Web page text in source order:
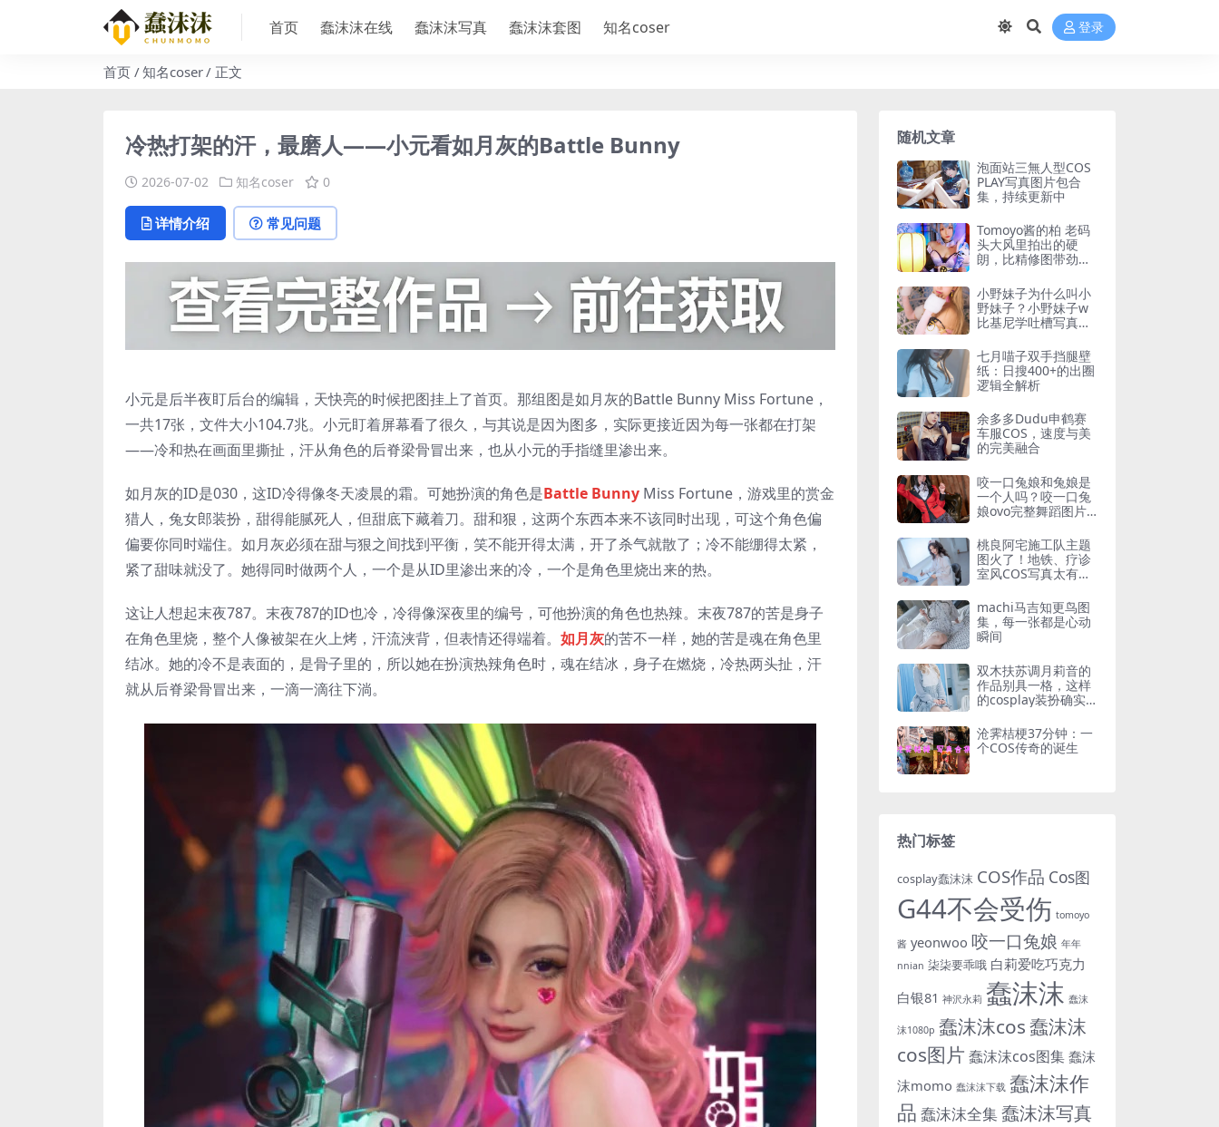
首页 蠢沫沫在线 蠢沫沫写真 蠢沫沫套图 知名coser 登录
首页 知名coser 正文
冷热打架的汗，最磨人——小元看如月灰的Battle Bunny
2026-07-02 知名coser 0
详情介绍 常见问题
小元是后半夜盯后台的编辑，天快亮的时候把图挂上了首页。那组图是如月灰的Battle Bunny Miss Fortune，
一共17张，文件大小104.7兆。小元盯着屏幕看了很久，与其说是因为图多，实际更接近因为每一张都在打架
——冷和热在画面里撕扯，汗从角色的后脊梁骨冒出来，也从小元的手指缝里渗出来。
如月灰的ID是030，这ID冷得像冬天凌晨的霜。可她扮演的角色是Battle Bunny Miss Fortune，游戏里的赏金
猎人，兔女郎装扮，甜得能腻死人，但甜底下藏着刀。甜和狠，这两个东西本来不该同时出现，可这个角色偏
偏要你同时端住。如月灰必须在甜与狠之间找到平衡，笑不能开得太满，开了杀气就散了；冷不能绷得太紧，
紧了甜味就没了。她得同时做两个人，一个是从ID里渗出来的冷，一个是角色里烧出来的热。
这让人想起末夜787。末夜787的ID也冷，冷得像深夜里的编号，可他扮演的角色也热辣。末夜787的苦是身子
在角色里烧，整个人像被架在火上烤，汗流浃背，但表情还得端着。 如月灰的苦不一样，她的苦是魂在角色里
结冰。她的冷不是表面的，是骨子里的，所以她在扮演热辣角色时，魂在结冰，身子在燃烧，冷热两头扯，汗
就从后脊梁骨冒出来，一滴一滴往下淌。
随机文章
泡面站三無人型COS
PLAY写真图片包合
集，持续更新中
Tomoyo酱的柏 老码
头大风里拍出的硬
朗，比精修图带劲多
小野妹子为什么叫小
野妹子？小野妹子w
比基尼学吐槽写真在
七月喵子双手挡腿壁
纸：日搜400+的出圈
逻辑全解析
余多多Dudu申鹤赛
车服COS，速度与美
的完美融合
咬一口兔娘和兔娘是
一个人吗？咬一口兔
娘ovo完整舞蹈图片
桃良阿宅施工队主题
图火了！地铁、疗诊
室风COS写真太有味
machi马吉知更鸟图
集，每一张都是心动
瞬间
双木扶苏调月莉音的
作品别具一格，这样
的cosplay装扮确实
沧霁桔梗37分钟：一
个COS传奇的诞生
热门标签
cosplay蠢沫沫 COS作品 Cos图
G44不会受伤 tomoyo
酱 yeonwoo 咬一口兔娘 年年
nnian 柒柒要乖哦 白莉爱吃巧克力
白银81 神沢永莉 蠢沫沫 蠢沫
沫1080p 蠢沫沫cos蠢沫沫
cos图片 蠢沫沫cos图集 蠢沫
沫momo 蠢沫沫下载 蠢沫沫作
品 蠢沫沫全集蠢沫沫写真